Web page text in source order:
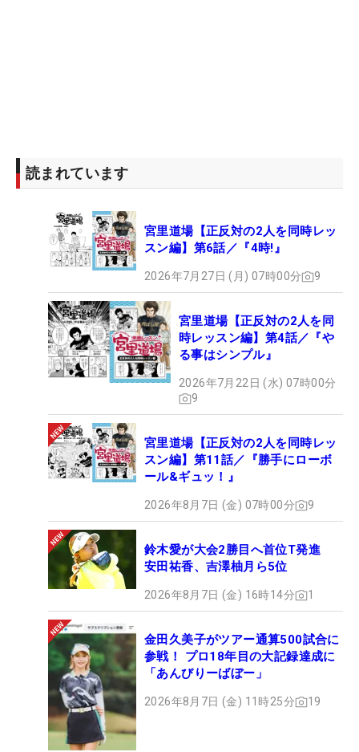
読まれています
宮里道場【正反対の2人を同時レッ
スン編】第6話／『4時!』
2026年7月27日 (月) 07時00分 9
宮里道場【正反対の2人を同
時レッスン編】第4話／『や
る事はシンプル』
2026年7月22日 (水) 07時00分
9
宮里道場【正反対の2人を同時レッ
スン編】第11話／『勝手にローボ
ール&ギュッ！』
2026年8月7日 (金) 07時00分 9
鈴木愛が大会2勝目へ首位T発進
安田祐香、吉澤柚月ら5位
2026年8月7日 (金) 16時14分 1
金田久美子がツアー通算500試合に
参戦！ プロ18年目の大記録達成に
「あんびりーばぼー」
2026年8月7日 (金) 11時25分 19